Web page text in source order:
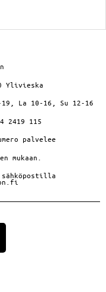
Ylivieska
La 10-16, Su 12-16
2419 115
palvelee
mukaan.